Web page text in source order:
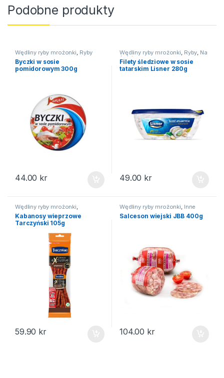
Podobne produkty
Wędliny ryby mrożonki, Ryby
Byczki w sosie
pomidorowym 300g
44.00 kr
Wędliny ryby mrożonki, Ryby, Na
święta
Filety śledziowe w sosie
tatarskim Lisner 280g
49.00 kr
Wędliny ryby mrożonki,
Kabanosy
Kabanosy wieprzowe
Tarczyński 105g
59.90 kr
Wędliny ryby mrożonki, Inne
wędliny
Salceson wiejski JBB 400g
104.00 kr